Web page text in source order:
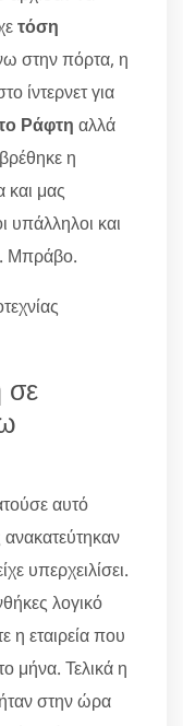
τόση
στην πόρτα, η
ίντερνετ για
Ράφτη αλλά
η
και μας
υπάλληλοι και
Μπράβο.
σε
αυτό
υπερχειλίσει.
λογικό
η εταιρεία που
μήνα. Τελικά η
ήταν στην ώρα